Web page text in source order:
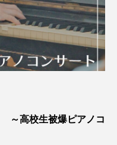
の音色を
ピアノコ